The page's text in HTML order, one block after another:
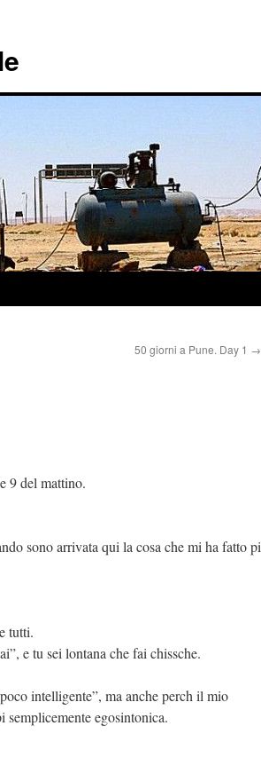
50 giorni a Pune. Day 1 →
9 del mattino.
sono arrivata qui la cosa che mi ha fatto pi
tutti.
e tu sei lontana che fai chissche.
intelligente”, ma anche perch il mio
semplicemente egosintonica.